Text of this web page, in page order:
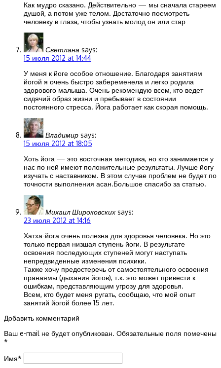
Как мудро сказано. Действительно — мы сначала стареем
душой, а потом уже телом. Достаточно посмотреть
человеку в глаза, чтобы узнать молод он или стар
Светлана says:
15 июля 2012 at 14:44
У меня к йоге особое отношение. Благодаря занятиям
йогой я очень быстро забеременела и легко родила
здорового малыша. Очень рекомендую всем, кто ведет
сидячий образ жизни и пребывает в состоянии
постоянного стресса. Йога работает как скорая помощь.
Владимир says:
15 июля 2012 at 18:05
Хоть йога — это восточная методика, но кто занимается у
нас по ней имеют положительные результаты. Лучше йогу
изучать с наставником. В этом случае проблем не будет по
точности выполнения асан.Большое спасибо за статью.
Михаил Широковских says:
23 июля 2012 at 14:16
Хатха-йога очень полезна для здоровья человека. Но это
только первая низшая ступень йоги. В результате
освоения последующих ступеней могут наступать
непредвиденные изменения психики.
Также хочу предостеречь от самостоятельного освоения
пранаямы (дыхания йогов), т.к. это может привести к
ошибкам, представляющим угрозу для здоровья.
Всем, кто будет меня ругать, сообщаю, что мой опыт
занятий йогой более 15 лет.
Добавить комментарий
Ваш e-mail не будет опубликован. Обязательные поля помечены
*
Имя*